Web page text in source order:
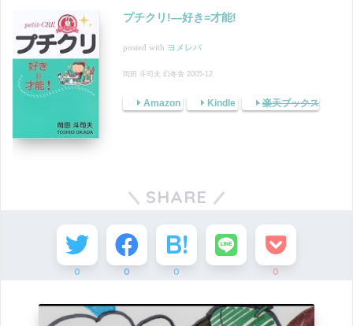
プチクリ!―好き=才能!
posted with ヨメレバ
岡田 斗司夫 幻冬舎 2005-12
Amazon Kindle 楽天ブックス
SHARE
0 0 0 0